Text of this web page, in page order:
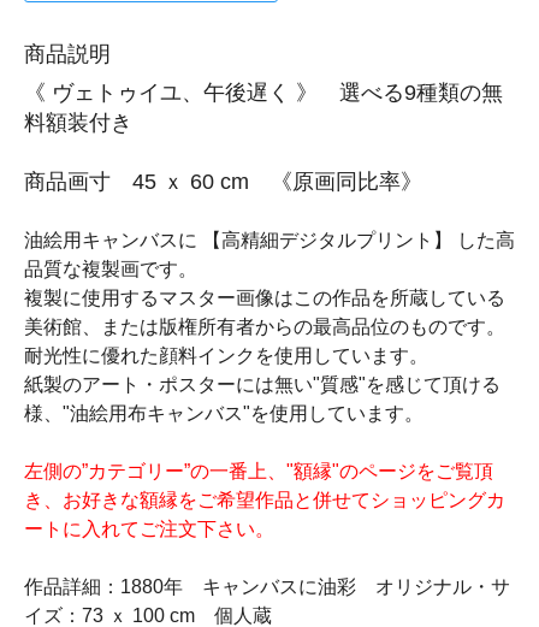
商品説明
《 ヴェトゥイユ、午後遅く 》 選べる9種類の無
料額装付き
商品画寸 45 ｘ 60 cm 《原画同比率》
油絵用キャンバスに 【高精細デジタルプリント】 した高
品質な複製画です。
複製に使用するマスター画像はこの作品を所蔵している
美術館、または版権所有者からの最高品位のものです。
耐光性に優れた顔料インクを使用しています。
紙製のアート・ポスターには無い"質感"を感じて頂ける
様、"油絵用布キャンバス"を使用しています。
左側の”カテゴリー”の一番上、"額縁"のページをご覧頂
き、お好きな額縁をご希望作品と併せてショッピングカ
ートに入れてご注文下さい。
作品詳細：1880年 キャンバスに油彩 オリジナル・サ
イズ：73 ｘ 100 cm 個人蔵